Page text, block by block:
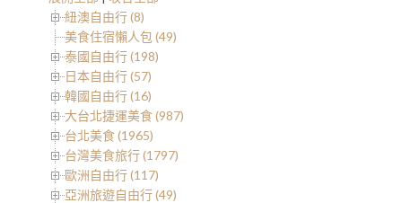
紐澳自由行 (8)
美食住宿懶人包 (49)
泰國自由行 (198)
日本自由行 (57)
韓國自由行 (16)
大台北捷運美食 (987)
台北美食 (1965)
台灣美食旅行 (1797)
歐洲自由行 (117)
亞洲旅遊自由行 (49)